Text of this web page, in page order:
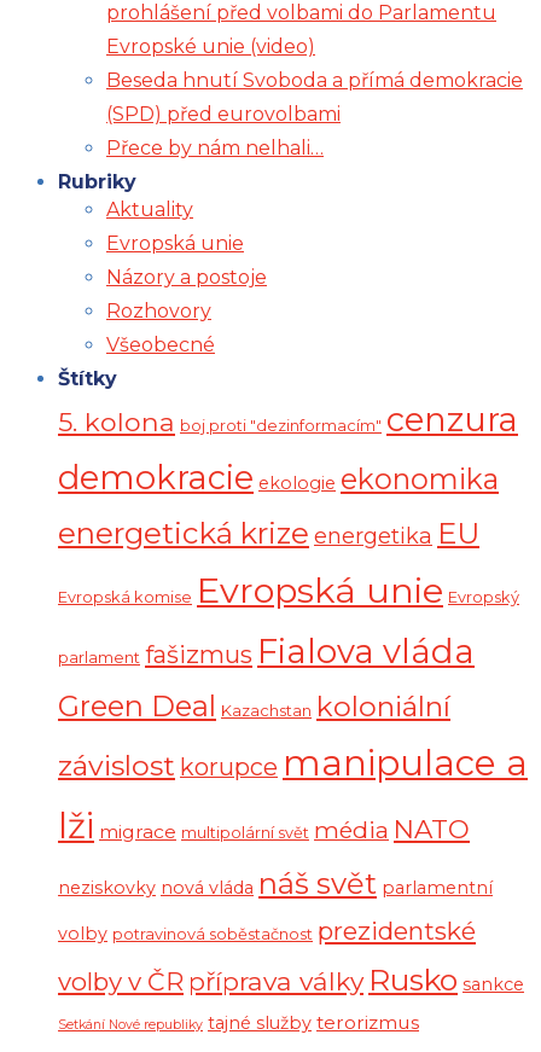
prohlášení před volbami do Parlamentu
Evropské unie (video)
Beseda hnutí Svoboda a přímá demokracie
(SPD) před eurovolbami
Přece by nám nelhali…
Rubriky
Aktuality
Evropská unie
Názory a postoje
Rozhovory
Všeobecné
Štítky
5. kolona boj proti "dezinformacím" cenzura
demokracie ekologie ekonomika
energetická krize energetika EU
Evropská komise Evropská unie Evropský
parlament fašizmus Fialova vláda
Green Deal Kazachstan koloniální
závislost korupce manipulace a
lži migrace multipolární svět média NATO
neziskovky nová vláda náš svět parlamentní
volby potravinová soběstačnost prezidentské
volby v ČR příprava války Rusko sankce
Setkání Nové republiky tajné služby terorizmus